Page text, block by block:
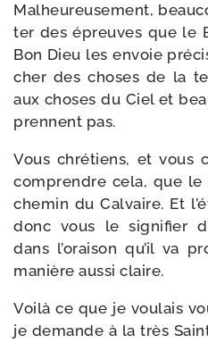
Malheureusement,
ter des épreuves que le
Bon Dieu les envoie
cher des choses de la
aux choses du Ciel et
prennent pas.
Vous chré­tiens, et vous
com­prendre cela, que le
che­min du Calvaire. Et
donc vous le signi­fier
dans l’oraison qu’il va
manière aus­si claire.
Voilà ce que je vou­lais
je demande à la très